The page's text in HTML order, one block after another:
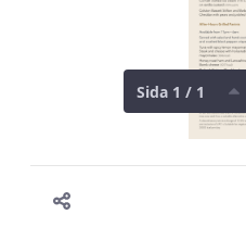
Sida 1 / 1